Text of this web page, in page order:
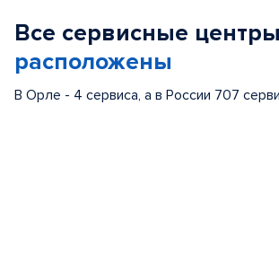
Все сервисные центры
расположены
В Орле - 4 сервиса, а в России 707